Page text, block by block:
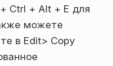
Ctrl + Alt + E для
можете
в Edit> Copy